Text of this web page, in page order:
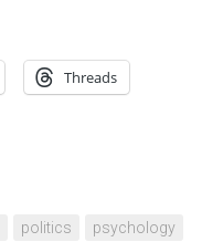
Threads
politics psychology